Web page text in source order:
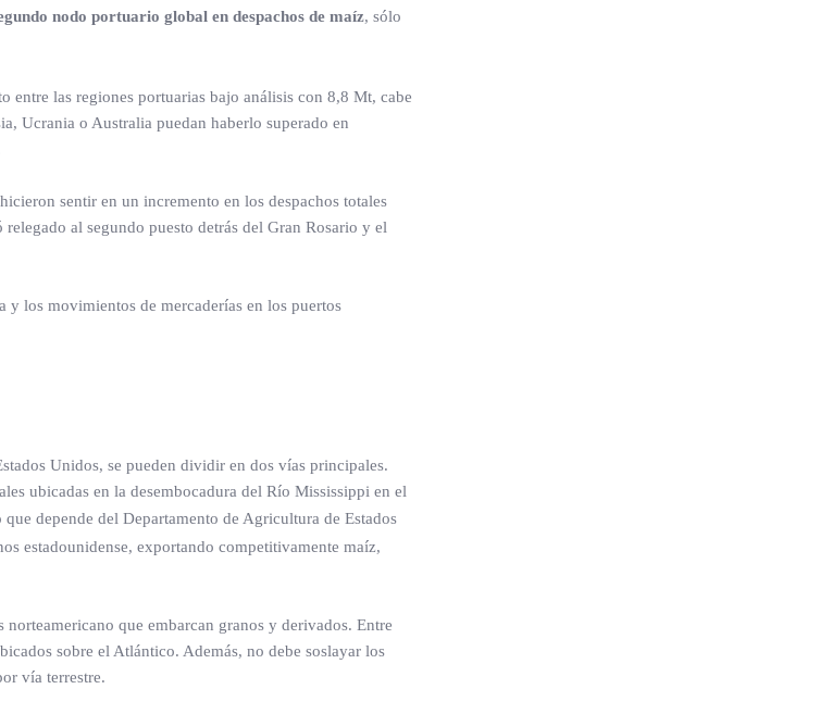
nodo portuario global en despachos de maíz, sólo
entre las regiones portuarias bajo análisis con 8,8 Mt, cabe
Ucrania o Australia puedan haberlo superado en
sentir en un incremento en los despachos totales
al segundo puesto detrás del Gran Rosario y el
y los movimientos de mercaderías en los puertos
Unidos, se pueden dividir en dos vías principales.
ubicadas en la desembocadura del Río Mississippi en el
que depende del Departamento de Agricultura de Estados
estadounidense, exportando competitivamente maíz,
que embarcan granos y derivados. Entre
sobre el Atlántico. Además, no debe soslayar los
vía terrestre.